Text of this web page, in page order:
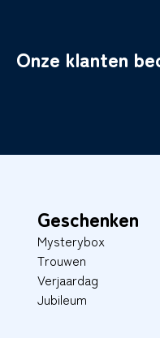
Onze klanten
Geschenken
Mysterybox
Trouwen
Verjaardag
Jubileum